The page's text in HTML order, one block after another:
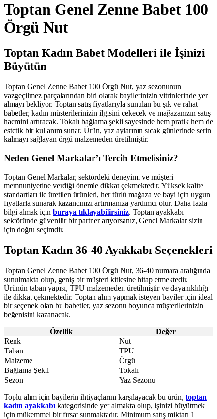
Toptan Genel Zenne Babet 100
Örgü Nut
Toptan Kadın Babet Modelleri ile İşinizi
Büyütün
Toptan Genel Zenne Babet 100 Örgü Nut, yaz sezonunun
vazgeçilmez parçalarından biri olarak bayilerinizin vitrinlerinde yer
almayı bekliyor. Toptan satış fiyatlarıyla sunulan bu şık ve rahat
babetler, kadın müşterilerinizin ilgisini çekecek ve mağazanızın satış
hacmini artıracak. Tokalı bağlama şekli sayesinde hem pratik hem de
estetik bir kullanım sunar. Ürün, yaz aylarının sıcak günlerinde serin
kalmayı sağlayan örgü malzemeden üretilmiştir.
Neden Genel Markalar’ı Tercih Etmelisiniz?
Toptan Genel Markalar, sektördeki deneyimi ve müşteri
memnuniyetine verdiği önemle dikkat çekmektedir. Yüksek kalite
standartları ile üretilen ürünleri, her türlü mağaza ve bayi için uygun
fiyatlarla sunarak kazancınızı artırmanıza yardımcı olur. Daha fazla
bilgi almak için buraya tıklayabilirsiniz. Toptan ayakkabı
sektöründe güvenilir bir partner arıyorsanız, Genel Markalar sizin
için doğru seçimdir.
Toptan Kadın 36-40 Ayakkabı Seçenekleri
Toptan Genel Zenne Babet 100 Örgü Nut, 36-40 numara aralığında
sunulmakta olup, geniş bir müşteri kitlesine hitap etmektedir.
Ürünün taban yapısı, TPU malzemeden üretilmiştir ve dayanıklılığı
ile dikkat çekmektedir. Toptan alım yapmak isteyen bayiler için ideal
bir seçenek olan bu babetler, yaz sezonu boyunca müşterilerinizin
beğenisini kazanacak.
Özellik
Değer
Renk
Nut
Taban
TPU
Malzeme
Örgü
Bağlama Şekli
Tokalı
Sezon
Yaz Sezonu
Toplu alım için bayilerin ihtiyaçlarını karşılayacak bu ürün, toptan
kadın ayakkabı kategorisinde yer almakta olup, işinizi büyütmek
için mükemmel bir fırsat sunmaktadır. Minimum satış miktarı 1